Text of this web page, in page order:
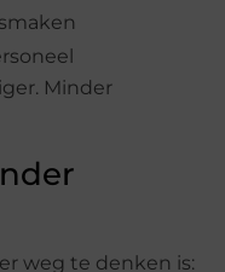
Minder
weg te denken is: